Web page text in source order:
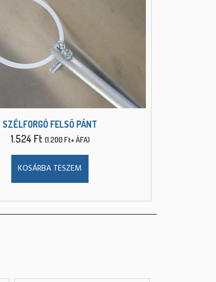
SZÉLFORGÓ FELSŐ PÁNT
1.524 Ft (1.200 Ft+ ÁFA)
KOSÁRBA TESZEM